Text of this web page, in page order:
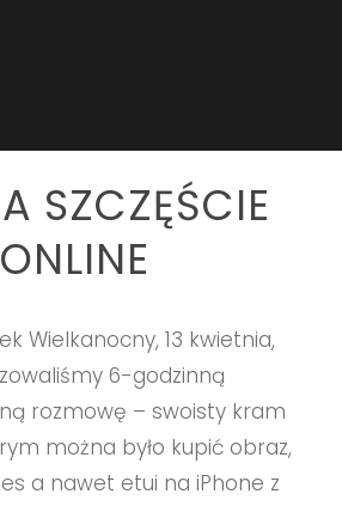
SZCZĘŚCIE
ONLINE
Wielkanocny, 13 kwietnia,
6-godzinną
rozmowę – swoisty kram
można było kupić obraz,
a nawet etui na iPhone z